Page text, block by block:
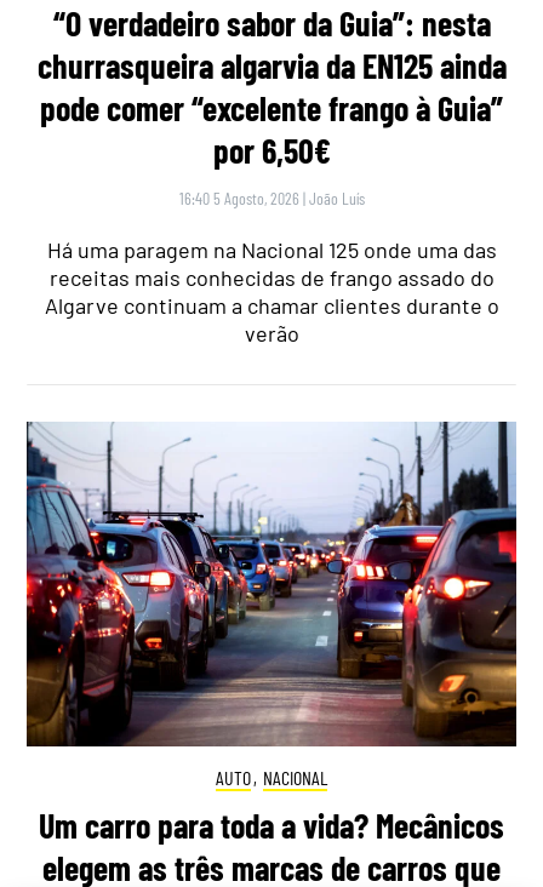
“O verdadeiro sabor da Guia”: nesta
churrasqueira algarvia da EN125 ainda
pode comer “excelente frango à Guia”
por 6,50€
16:40 5 Agosto, 2026 |João Luís
Há uma paragem na Nacional 125 onde uma das
receitas mais conhecidas de frango assado do
Algarve continuam a chamar clientes durante o
verão
AUTO, NACIONAL
Um carro para toda a vida? Mecânicos
elegem as três marcas de carros que